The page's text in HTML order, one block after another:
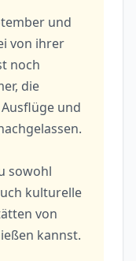
und
von ihrer
noch
die
und
sowohl
kulturelle
von
kannst.